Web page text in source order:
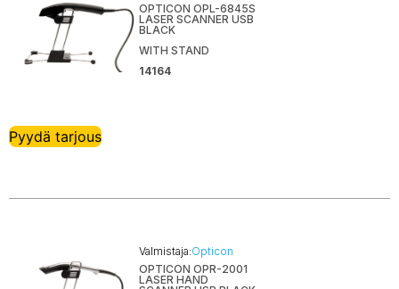
OPTICON OPL-6845S
LASER SCANNER USB
BLACK
WITH STAND
14164
Pyydä tarjous
Valmistaja:Opticon
OPTICON OPR-2001
LASER HAND